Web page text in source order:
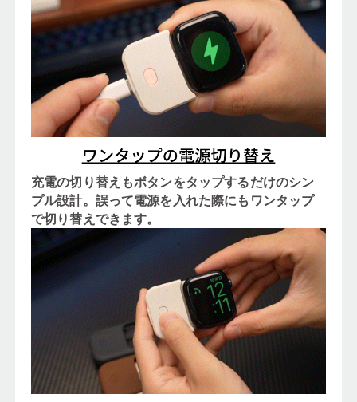
充電の切り替えもボタンをタップするだけのシン
プル設計。誤って電源を入れた際にもワンタップ
で切り替えできます。